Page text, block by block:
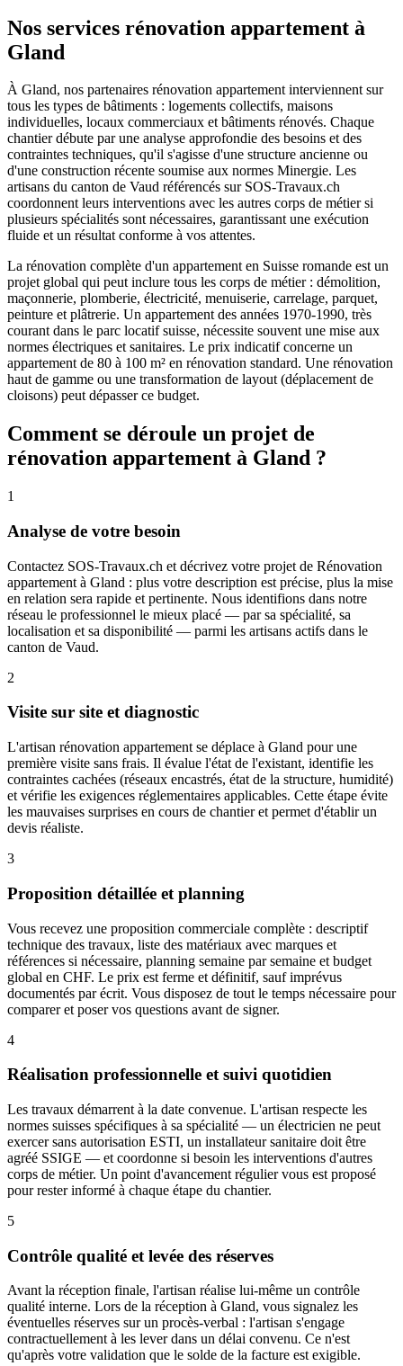
Nos services rénovation appartement à
Gland
À Gland, nos partenaires rénovation appartement interviennent sur
tous les types de bâtiments : logements collectifs, maisons
individuelles, locaux commerciaux et bâtiments rénovés. Chaque
chantier débute par une analyse approfondie des besoins et des
contraintes techniques, qu'il s'agisse d'une structure ancienne ou
d'une construction récente soumise aux normes Minergie. Les
artisans du canton de Vaud référencés sur SOS-Travaux.ch
coordonnent leurs interventions avec les autres corps de métier si
plusieurs spécialités sont nécessaires, garantissant une exécution
fluide et un résultat conforme à vos attentes.
La rénovation complète d'un appartement en Suisse romande est un
projet global qui peut inclure tous les corps de métier : démolition,
maçonnerie, plomberie, électricité, menuiserie, carrelage, parquet,
peinture et plâtrerie. Un appartement des années 1970-1990, très
courant dans le parc locatif suisse, nécessite souvent une mise aux
normes électriques et sanitaires. Le prix indicatif concerne un
appartement de 80 à 100 m² en rénovation standard. Une rénovation
haut de gamme ou une transformation de layout (déplacement de
cloisons) peut dépasser ce budget.
Comment se déroule un projet de
rénovation appartement à Gland ?
1
Analyse de votre besoin
Contactez SOS-Travaux.ch et décrivez votre projet de Rénovation
appartement à Gland : plus votre description est précise, plus la mise
en relation sera rapide et pertinente. Nous identifions dans notre
réseau le professionnel le mieux placé — par sa spécialité, sa
localisation et sa disponibilité — parmi les artisans actifs dans le
canton de Vaud.
2
Visite sur site et diagnostic
L'artisan rénovation appartement se déplace à Gland pour une
première visite sans frais. Il évalue l'état de l'existant, identifie les
contraintes cachées (réseaux encastrés, état de la structure, humidité)
et vérifie les exigences réglementaires applicables. Cette étape évite
les mauvaises surprises en cours de chantier et permet d'établir un
devis réaliste.
3
Proposition détaillée et planning
Vous recevez une proposition commerciale complète : descriptif
technique des travaux, liste des matériaux avec marques et
références si nécessaire, planning semaine par semaine et budget
global en CHF. Le prix est ferme et définitif, sauf imprévus
documentés par écrit. Vous disposez de tout le temps nécessaire pour
comparer et poser vos questions avant de signer.
4
Réalisation professionnelle et suivi quotidien
Les travaux démarrent à la date convenue. L'artisan respecte les
normes suisses spécifiques à sa spécialité — un électricien ne peut
exercer sans autorisation ESTI, un installateur sanitaire doit être
agréé SSIGE — et coordonne si besoin les interventions d'autres
corps de métier. Un point d'avancement régulier vous est proposé
pour rester informé à chaque étape du chantier.
5
Contrôle qualité et levée des réserves
Avant la réception finale, l'artisan réalise lui-même un contrôle
qualité interne. Lors de la réception à Gland, vous signalez les
éventuelles réserves sur un procès-verbal : l'artisan s'engage
contractuellement à les lever dans un délai convenu. Ce n'est
qu'après votre validation que le solde de la facture est exigible.